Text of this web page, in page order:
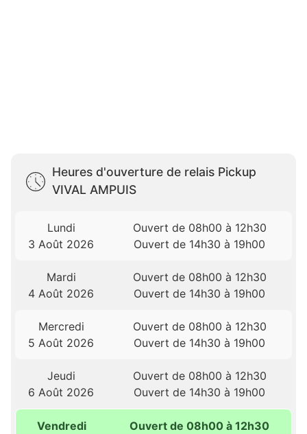
Heures d'ouverture de relais Pickup
VIVAL AMPUIS
Lundi
3 Août 2026
Ouvert de 08h00 à 12h30
Ouvert de 14h30 à 19h00
Mardi
4 Août 2026
Ouvert de 08h00 à 12h30
Ouvert de 14h30 à 19h00
Mercredi
5 Août 2026
Ouvert de 08h00 à 12h30
Ouvert de 14h30 à 19h00
Jeudi
6 Août 2026
Ouvert de 08h00 à 12h30
Ouvert de 14h30 à 19h00
Vendredi
Ouvert de 08h00 à 12h30